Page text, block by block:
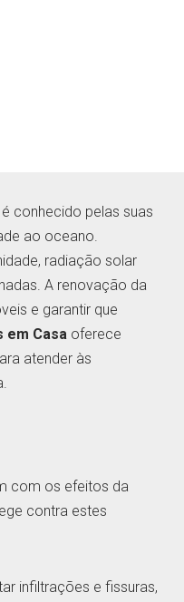
conhecido pelas suas
ao oceano.
radiação solar
A renovação da
e garantir que
em Casa oferece
atender às
com os efeitos da
contra estes
infiltrações e fissuras,